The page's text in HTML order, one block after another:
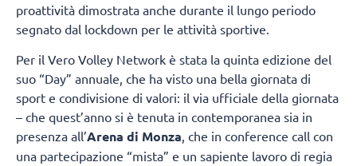
proattività dimostrata anche durante il lungo periodo
segnato dal lockdown per le attività sportive.
Per il Vero Volley Network è stata la quinta edizione del
suo “Day” annuale, che ha visto una bella giornata di
sport e condivisione di valori: il via ufficiale della giornata
– che quest’anno si è tenuta in contemporanea sia in
presenza all’Arena di Monza, che in conference call con
una partecipazione “mista” e un sapiente lavoro di regia